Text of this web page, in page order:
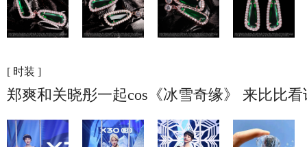
[ 时装 ]
郑爽和关晓彤一起cos《冰雪奇缘》 来比比